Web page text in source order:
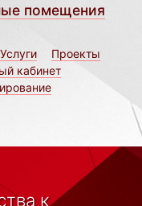
помещения
Услуги
Проекты
кабинет
к